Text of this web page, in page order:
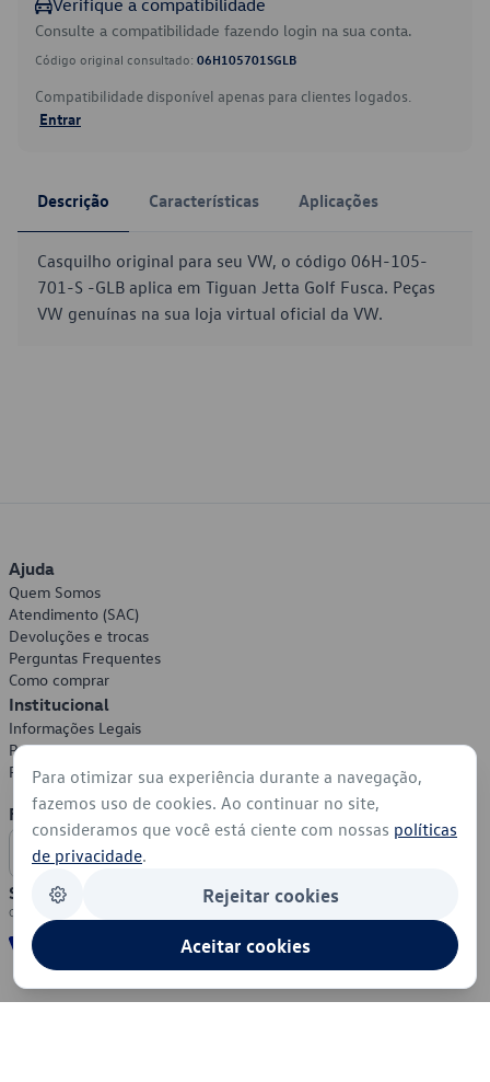
Verifique a compatibilidade
Consulte a compatibilidade fazendo login na sua conta.
Código original consultado: 06H105701SGLB
Compatibilidade disponível apenas para clientes logados.
Entrar
Descrição Características Aplicações
Casquilho original para seu VW, o código 06H-105-
701-S -GLB aplica em Tiguan Jetta Golf Fusca. Peças
VW genuínas na sua loja virtual oficial da VW.
Ajuda
Quem Somos
Atendimento (SAC)
Devoluções e trocas
Perguntas Frequentes
Como comprar
Institucional
Informações Legais
Política de Privacidade
Política de Cookies
Formas de Pagamento
Segurança
Para otimizar sua experiência durante a navegação,
fazemos uso de cookies. Ao continuar no site,
consideramos que você está ciente com nossas políticas
de privacidade.
Rejeitar cookies
Aceitar cookies